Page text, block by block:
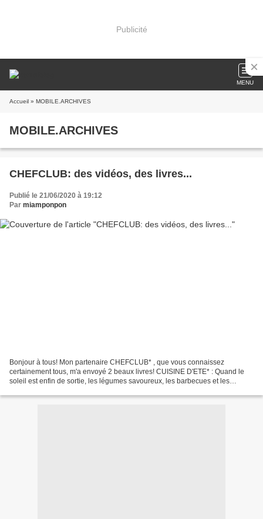
Publicité
MENU
Accueil » MOBILE.ARCHIVES
MOBILE.ARCHIVES
CHEFCLUB: des vidéos, des livres...
Publié le 21/06/2020 à 19:12
Par miamponpon
Bonjour à tous! Mon partenaire CHEFCLUB* , que vous connaissez
certainement tous, m'a envoyé 2 beaux livres! CUISINE D'ETE* : Quand le
soleil est enfin de sortie, les légumes savoureux, les barbecues et les